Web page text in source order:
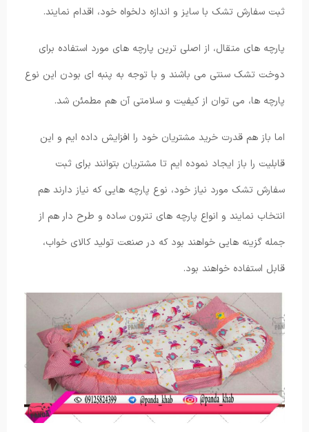
ثبت سفارش تشک با سایز و اندازه دلخواه خود، اقدام نمایند.
پارچه های متقال، از اصلی ترین پارچه های مورد استفاده برای
دوخت تشک سنتی می باشند و با توجه به پنبه ای بودن این نوع
پارچه ها، می توان از کیفیت و سلامتی آن هم مطمئن شد.
اما باز هم قدرت خرید مشتریان خود را افزایش داده ایم و این
قابلیت را باز ایجاد نموده ایم تا مشتریان بتوانند برای ثبت
سفارش تشک مورد نیاز خود، نوع پارچه هایی که نیاز دارند هم
انتخاب نمایند و انواع پارچه های تترون ساده و طرح دار هم از
جمله گزینه هایی خواهند بود که در صنعت تولید کالای خواب،
قابل استفاده خواهند بود.